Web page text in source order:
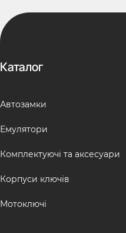
Каталог
Автозамки
Емулятори
Комплектуючі та аксесуари
Корпуси ключів
Мотоключі